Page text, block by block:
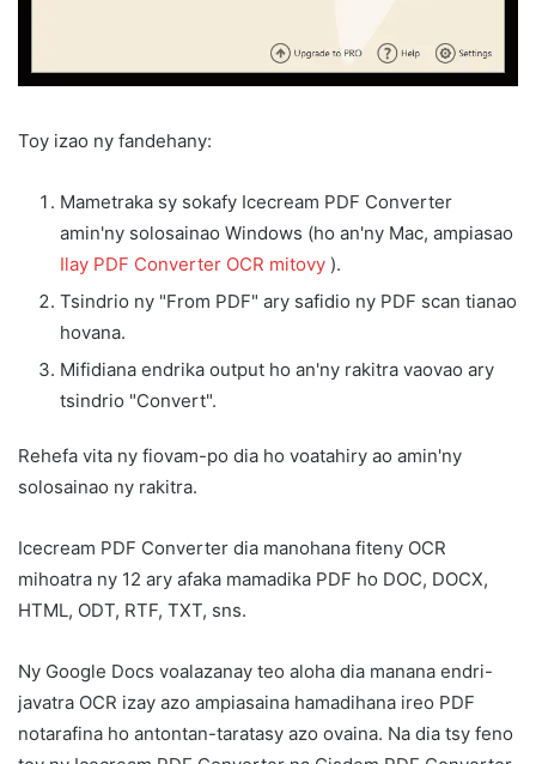
Toy izao ny fandehany:
Mametraka sy sokafy Icecream PDF Converter
amin'ny solosainao Windows (ho an'ny Mac, ampiasao
Ilay PDF Converter OCR mitovy ).
Tsindrio ny "From PDF" ary safidio ny PDF scan tianao
hovana.
Mifidiana endrika output ho an'ny rakitra vaovao ary
tsindrio "Convert".
Rehefa vita ny fiovam-po dia ho voatahiry ao amin'ny
solosainao ny rakitra.
Icecream PDF Converter dia manohana fiteny OCR
mihoatra ny 12 ary afaka mamadika PDF ho DOC, DOCX,
HTML, ODT, RTF, TXT, sns.
Ny Google Docs voalazanay teo aloha dia manana endri-
javatra OCR izay azo ampiasaina hamadihana ireo PDF
notarafina ho antontan-taratasy azo ovaina. Na dia tsy feno